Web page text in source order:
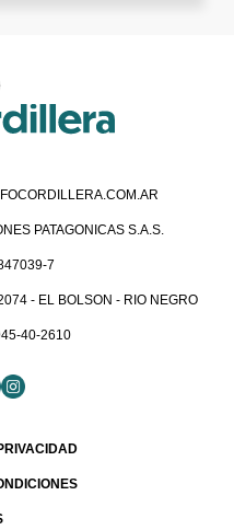
PATAGONICAS S.A.S.
7
- EL BOLSON - RIO NEGRO
40-2610